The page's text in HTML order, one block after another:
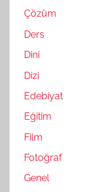
Çözüm
Ders
Dini
Dizi
Edebiyat
Eğitim
Film
Fotoğraf
Genel